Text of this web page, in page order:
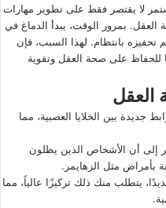
المستمر لا يقتصر فقط على تطوير مهارات
بمرور الوقت، يبدأ الدماغ في
تحفيزه بانتظام. لهذا السبب، فإن
للحفاظ على صحة العقل وتقوية
العقل
جديدة بين الخلايا العصبية، مما
إلى أن الأشخاص الذين يظلون
بأمراض مثل الزهايمر.
يتطلب منك ذلك تركيزًا عالياً، مما